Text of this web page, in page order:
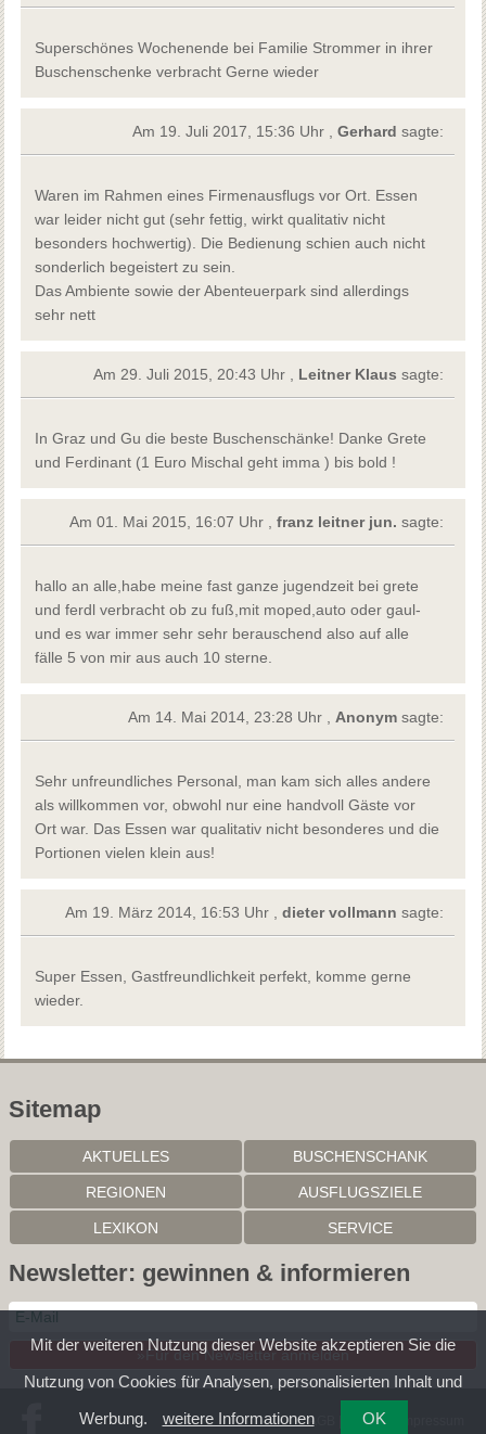
Superschönes Wochenende bei Familie Strommer in ihrer
Buschenschenke verbracht Gerne wieder
Am 19. Juli 2017, 15:36 Uhr ,Gerhard sagte:
Waren im Rahmen eines Firmenausflugs vor Ort. Essen
war leider nicht gut (sehr fettig, wirkt qualitativ nicht
besonders hochwertig). Die Bedienung schien auch nicht
sonderlich begeistert zu sein.
Das Ambiente sowie der Abenteuerpark sind allerdings
sehr nett
Am 29. Juli 2015, 20:43 Uhr , Leitner Klaus sagte:
In Graz und Gu die beste Buschenschänke! Danke Grete
und Ferdinant (1 Euro Mischal geht imma ) bis bold !
Am 01. Mai 2015, 16:07 Uhr ,franz leitner jun. sagte:
hallo an alle,habe meine fast ganze jugendzeit bei grete
und ferdl verbracht ob zu fuß,mit moped,auto oder gaul-
und es war immer sehr sehr berauschend also auf alle
fälle 5 von mir aus auch 10 sterne.
Am 14. Mai 2014, 23:28 Uhr , Anonym sagte:
Sehr unfreundliches Personal, man kam sich alles andere
als willkommen vor, obwohl nur eine handvoll Gäste vor
Ort war. Das Essen war qualitativ nicht besonderes und die
Portionen vielen klein aus!
Am 19. März 2014, 16:53 Uhr ,dieter vollmann sagte:
Super Essen, Gastfreundlichkeit perfekt, komme gerne
wieder.
Sitemap
AKTUELLES BUSCHENSCHANK
REGIONEN AUSFLUGSZIELE
LEXIKON SERVICE
Newsletter: gewinnen & informieren
»Für den Newsletter anmelden
AGB Kontakt
Mit der weiteren Nutzung dieser Website akzeptieren Sie die
Nutzung von Cookies für Analysen, personalisierten Inhalt und
Werbung.
weitere Informationen OK